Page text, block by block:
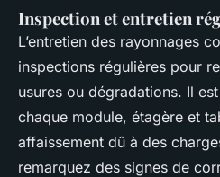
Inspection et entretien
L’entretien des rayonnages
inspections régulières pour
usures ou dégradations. Il
chaque module, étagère et
affaissement dû à des
remarquez des signes de